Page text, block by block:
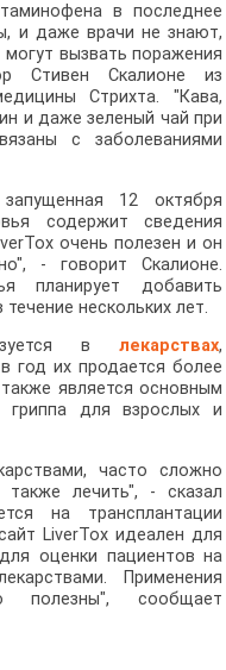
в последнее
и даже врачи не знают,
вызвать поражения
Стивен Скалионе из
Стрихта. "Кава,
и даже зеленый чай при
с заболеваниями
12 октября
содержит сведения
очень полезен и он
- говорит Скалионе.
планирует добавить
нескольких лет.
влекарствах,
год их продается более
является основным
гриппа для взрослых и
часто сложно
лечить", - сказал
на трансплантации
LiverTox идеален для
оценки пациентов на
Применения
полезны", сообщает